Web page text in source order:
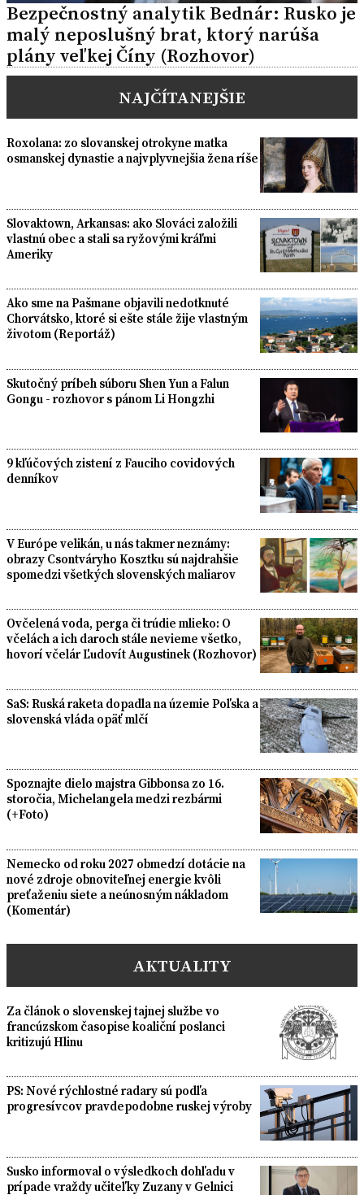
Bezpečnostný analytik Bednár: Rusko je
malý neposlušný brat, ktorý narúša
plány veľkej Číny (Rozhovor)
NAJČÍTANEJŠIE
Roxolana: zo slovanskej otrokyne matka
osmanskej dynastie a najvplyvnejšia žena ríše
Slovaktown, Arkansas: ako Slováci založili
vlastnú obec a stali sa ryžovými kráľmi
Ameriky
Ako sme na Pašmane objavili nedotknuté
Chorvátsko, ktoré si ešte stále žije vlastným
životom (Reportáž)
Skutočný príbeh súboru Shen Yun a Falun
Gongu - rozhovor s pánom Li Hongzhi
9 kľúčových zistení z Fauciho covidových
denníkov
V Európe velikán, u nás takmer neznámy:
obrazy Csontváryho Kosztku sú najdrahšie
spomedzi všetkých slovenských maliarov
Ovčelená voda, perga či trúdie mlieko: O
včelách a ich daroch stále nevieme všetko,
hovorí včelár Ľudovít Augustinek (Rozhovor)
SaS: Ruská raketa dopadla na územie Poľska a
slovenská vláda opäť mlčí
Spoznajte dielo majstra Gibbonsa zo 16.
storočia, Michelangela medzi rezbármi
(+Foto)
Nemecko od roku 2027 obmedzí dotácie na
nové zdroje obnoviteľnej energie kvôli
preťaženiu siete a neúnosným nákladom
(Komentár)
AKTUALITY
Za článok o slovenskej tajnej službe vo
francúzskom časopise koaliční poslanci
kritizujú Hlinu
PS: Nové rýchlostné radary sú podľa
progresívcov pravdepodobne ruskej výroby
Susko informoval o výsledkoch dohľadu v
prípade vraždy učiteľky Zuzany v Gelnici